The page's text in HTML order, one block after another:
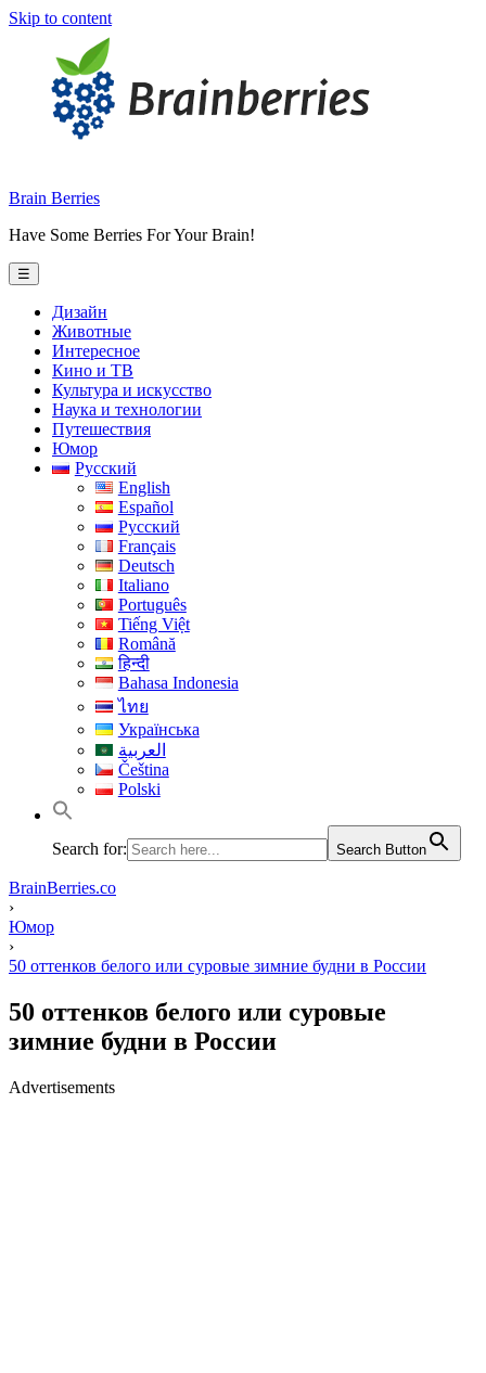
Skip to content
Brain Berries
Have Some Berries For Your Brain!
☰
Дизайн
Животные
Интересное
Кино и ТВ
Культура и искусство
Наука и технологии
Путешествия
Юмор
Русский
English
Español
Русский
Français
Deutsch
Italiano
Português
Tiếng Việt
Română
हिन्दी
Bahasa Indonesia
ไทย
Українська
العربية
Čeština
Polski
Search for: Search Button
BrainBerries.co
›
Юмор
›
50 оттенков белого или суровые зимние будни в России
50 оттенков белого или суровые
зимние будни в России
Advertisements